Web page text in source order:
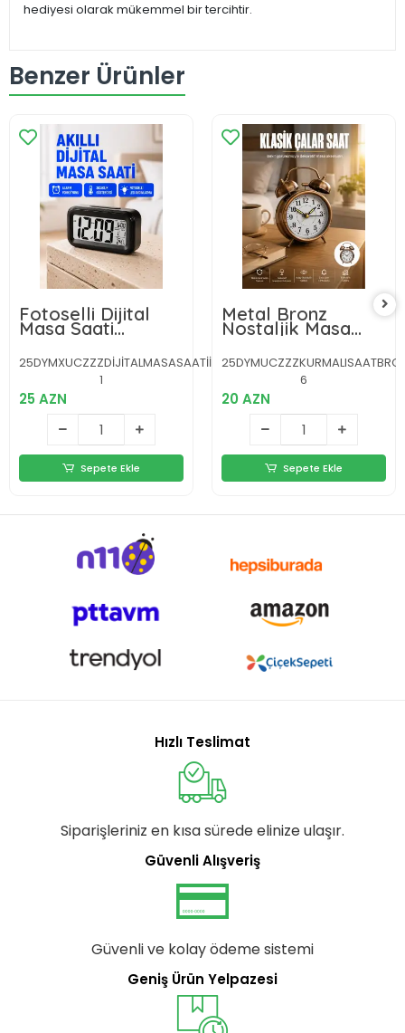
hediyesi olarak mükemmel bir tercihtir.
Benzer Ürünler
Fotoselli Dijital
Masa Saati
Aydınlatmalı Alarm
ve Tarih Göstergeli
25DYMXUCZZZDİJİTALMASASAATİİİİİİİ-1-
1
25 AZN
Sepete Ekle
Metal Bronz
Nostaljik Masa
Saati Alarmlı
Büyük Boy Sessiz
Mekanizmalı
6
20 AZN
Sepete Ekle
Hızlı Teslimat
Siparişleriniz en kısa sürede elinize ulaşır.
Güvenli Alışveriş
Güvenli ve kolay ödeme sistemi
Geniş Ürün Yelpazesi